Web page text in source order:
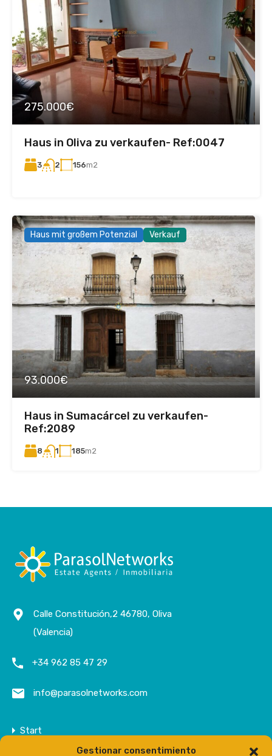
Gestionar consentimiento
275.000€
Haus in Oliva zu verkaufen- Ref:0047
3 2 156m2
Haus mit großem Potenzial Verkauf
93.000€
Haus in Sumacárcel zu verkaufen-
Ref:2089
8 1 185m2
Calle Constitución,2 46780, Oliva
(Valencia)
+34 962 85 47 29
info@parasolnetworks.com
Start
Unternehmen